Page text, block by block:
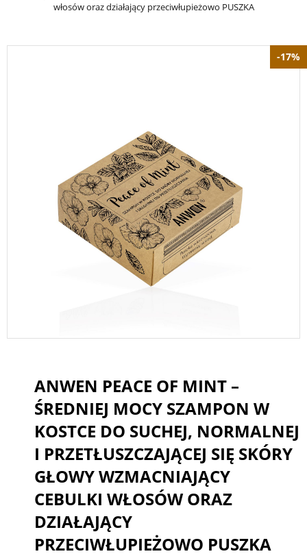
włosów oraz działający przeciwłupieżowo PUSZKA
-17%
ANWEN PEACE OF MINT –
ŚREDNIEJ MOCY SZAMPON W
KOSTCE DO SUCHEJ, NORMALNEJ
I PRZETŁUSZCZAJĄCEJ SIĘ SKÓRY
GŁOWY WZMACNIAJĄCY
CEBULKI WŁOSÓW ORAZ
DZIAŁAJĄCY
PRZECIWŁUPIEŻOWO PUSZKA